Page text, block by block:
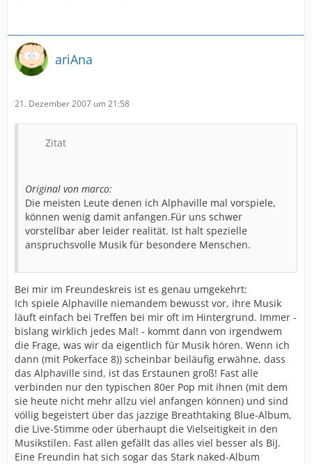
ariAna
21. Dezember 2007 um 21:58
Zitat
Original von marco:
Die meisten Leute denen ich Alphaville mal vorspiele,
können wenig damit anfangen.Für uns schwer
vorstellbar aber leider realität. Ist halt spezielle
anspruchsvolle Musik für besondere Menschen.
Bei mir im Freundeskreis ist es genau umgekehrt:
Ich spiele Alphaville niemandem bewusst vor, ihre Musik
läuft einfach bei Treffen bei mir oft im Hintergrund. Immer -
bislang wirklich jedes Mal! - kommt dann von irgendwem
die Frage, was wir da eigentlich für Musik hören. Wenn ich
dann (mit Pokerface 8)) scheinbar beiläufig erwähne, dass
das Alphaville sind, ist das Erstaunen groß! Fast alle
verbinden nur den typischen 80er Pop mit ihnen (mit dem
sie heute nicht mehr allzu viel anfangen können) und sind
völlig begeistert über das jazzige Breathtaking Blue-Album,
die Live-Stimme oder überhaupt die Vielseitigkeit in den
Musikstilen. Fast allen gefällt das alles viel besser als BiJ.
Eine Freundin hat sich sogar das Stark naked-Album